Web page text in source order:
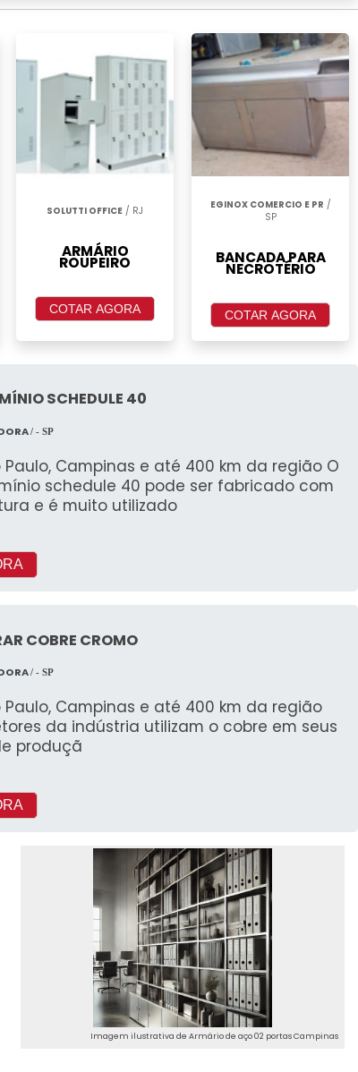
SOLUTTI OFFICE / RJ
ARMÁRIO
ROUPEIRO
COTAR AGORA
EGINOX COMERCIO E PR /
SP
BANCADA PARA
NECROTÉRIO
COTAR AGORA
SCHEDULE 40
/ - SP
Paulo, Campinas e até 400 km da região O
schedule 40 pode ser fabricado com
e é muito utilizado
COBRE CROMO
/ - SP
Paulo, Campinas e até 400 km da região
da indústria utilizam o cobre em seus
produçã
Imagem ilustrativa de Armário de aço 02 portas Campinas